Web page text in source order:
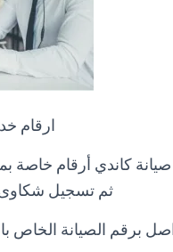
ارقام
كاندي أرقام خاصة
ثم تسجيل شكاوى
برقم الصيانة